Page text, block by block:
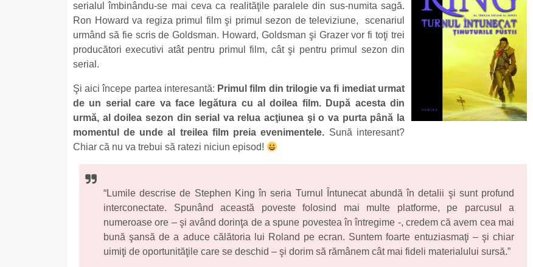
serialul îmbinându-se mai ceva ca realităţile paralele din sus-numita sagă.
Ron Howard va regiza primul film şi primul sezon de televiziune, scenariul
urmând să fie scris de Goldsman. Howard, Goldsman şi Grazer vor fi toţi trei
producători executivi atât pentru primul film, cât şi pentru primul sezon din
serial.
Şi aici începe partea interesantă: Primul film din trilogie va fi imediat urmat
de un serial care va face legătura cu al doilea film. După acesta din
urmă, al doilea sezon din serial va relua acţiunea şi o va purta până la
momentul de unde al treilea film preia evenimentele. Sună interesant?
Chiar că nu va trebui să ratezi niciun episod!
“Lumile descrise de Stephen King în seria Turnul Întunecat abundă în detalii şi sunt profund
interconectate. Spunând această poveste folosind mai multe platforme, pe parcusul a
numeroase ore – şi având dorinţa de a spune povestea în întregime -, credem că avem cea mai
bună şansă de a aduce călătoria lui Roland pe ecran. Suntem foarte entuziasmaţi – şi chiar
uimiţi de oportunităţile care se deschid – şi dorim să rămânem cât mai fideli materialului sursă.”